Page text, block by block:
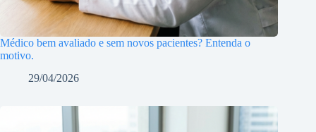
Médico bem avaliado e sem novos pacientes? Entenda o
motivo.
29/04/2026